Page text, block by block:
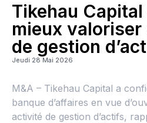
Tikehau Capital
mieux
de gestion
Jeudi 28 Mai 2026
M&A – Tikehau Capital a
banque d’affaires en vue
activité de gestion d’actifs,